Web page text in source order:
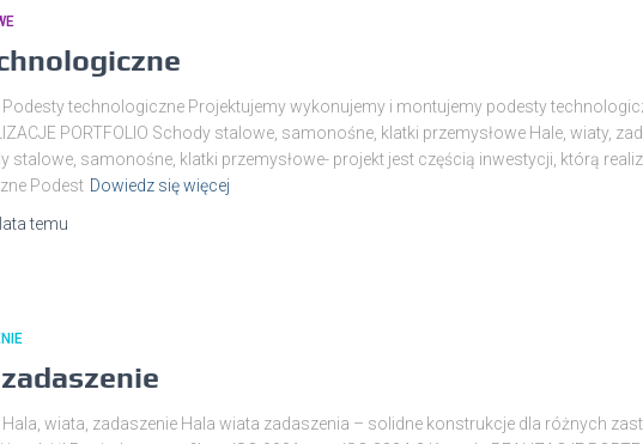
technologiczne Projektujemy wykonujemy i montujemy podesty
PORTFOLIO Schody stalowe, samonośne, klatki przemysłowe Hale, wiaty,
stalowe, samonośne, klatki przemysłowe- projekt jest częścią inwestycji, którą
Podest Dowiedz się więcej
temu
wiata, zadaszenie Hala wiata zadaszenia – solidne konstrukcje dla różnych